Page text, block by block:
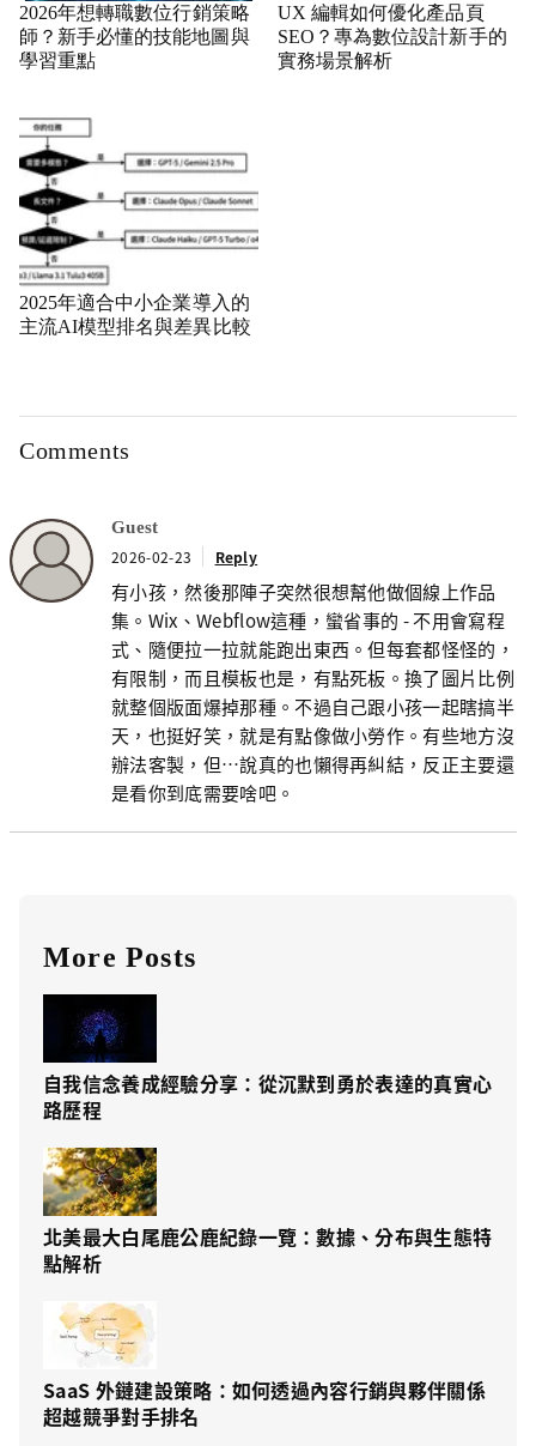
2026年想轉職數位行銷策略
師？新手必懂的技能地圖與
學習重點
UX 編輯如何優化產品頁
SEO？專為數位設計新手的
實務場景解析
2025年適合中小企業導入的
主流AI模型排名與差異比較
Comments
Guest
2026-02-23 Reply
有小孩，然後那陣子突然很想幫他做個線上作品
集。Wix、Webflow這種，蠻省事的 - 不用會寫程
式、隨便拉一拉就能跑出東西。但每套都怪怪的，
有限制，而且模板也是，有點死板。換了圖片比例
就整個版面爆掉那種。不過自己跟小孩一起瞎搞半
天，也挺好笑，就是有點像做小勞作。有些地方沒
辦法客製，但…說真的也懶得再糾結，反正主要還
是看你到底需要啥吧。
More Posts
自我信念養成經驗分享：從沉默到勇於表達的真實心
路歷程
北美最大白尾鹿公鹿紀錄一覽：數據、分布與生態特
點解析
SaaS 外鏈建設策略：如何透過內容行銷與夥伴關係
超越競爭對手排名